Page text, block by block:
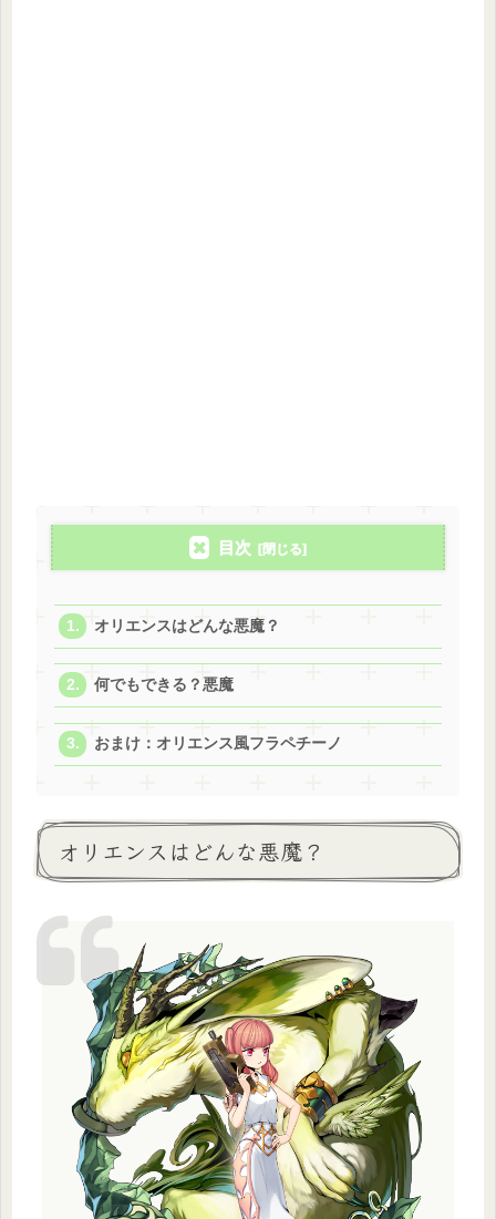
目次
オリエンスはどんな悪魔？
何でもできる？悪魔
おまけ：オリエンス風フラペチーノ
オリエンスはどんな悪魔？